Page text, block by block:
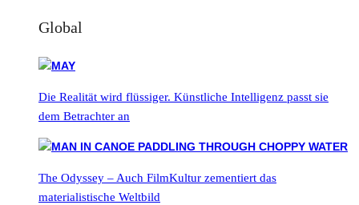
Global
Die Realität wird flüssiger. Künstliche Intelligenz passt sie
dem Betrachter an
The Odyssey – Auch FilmKultur zementiert das
materialistische Weltbild